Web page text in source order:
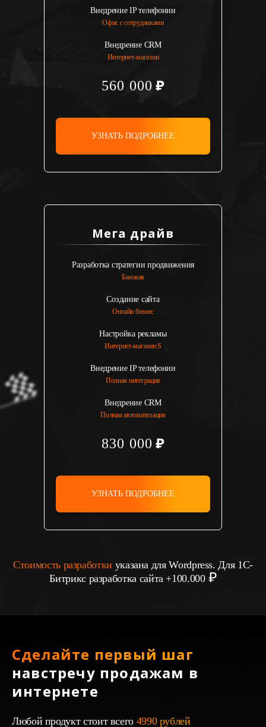
Внедрение IP телефонии
Офис с сотрудниками
Внедрение CRM
Интернет-магазин
560 000
УЗНАТЬ ПОДРОБНЕЕ
Мега драйв
Разработка стратегии продвижения
Базовая
Создание сайта
Онлайн бизнес
Настройка рекламы
Интернет-магазин S
Внедрение IP телефонии
Полная интеграция
Внедрение CRM
Полная автоматизация
830 000
УЗНАТЬ ПОДРОБНЕЕ
Стоимость разработки указана для Wordpress. Для 1С-
Битрикс разработка сайта +100.000
Сделайте первый шаг
навстречу продажам в
интернете
Любой продукт стоит всего 4990 рублей